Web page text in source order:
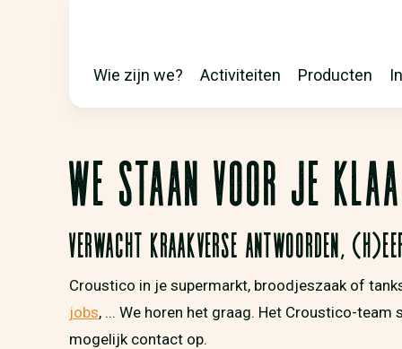
MAIN
NAVIGATION
Wie zijn we? Activiteiten Producten
WE STAAN VOOR JE
Verwacht kraakverse antwoorden,
Croustico in je supermarkt, broodjeszaak of
jobs, ... We horen het graag. Het Croustico-
mogelijk contact op.